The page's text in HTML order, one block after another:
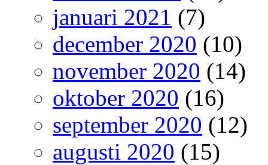
januari 2021 (7)
december 2020 (10)
november 2020 (14)
oktober 2020 (16)
september 2020 (12)
augusti 2020 (15)